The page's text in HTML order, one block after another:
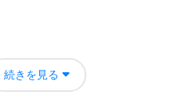
続きを見る